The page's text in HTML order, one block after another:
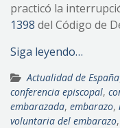
practicó la
1398 del Código de
Siga leyendo…
Actualidad de España
conferencia episcopal,
embarazada, embarazo,
voluntaria del embarazo,